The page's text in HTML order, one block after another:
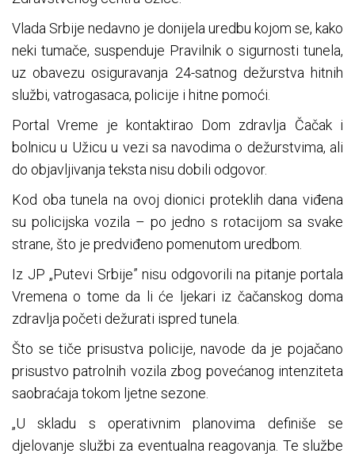
Vlada Srbije nedavno je donijela uredbu kojom se, kako
neki tumače, suspenduje Pravilnik o sigurnosti tunela,
uz obavezu osiguravanja 24-satnog dežurstva hitnih
službi, vatrogasaca, policije i hitne pomoći.
Portal Vreme je kontaktirao Dom zdravlja Čačak i
bolnicu u Užicu u vezi sa navodima o dežurstvima, ali
do objavljivanja teksta nisu dobili odgovor.
Kod oba tunela na ovoj dionici proteklih dana viđena
su policijska vozila – po jedno s rotacijom sa svake
strane, što je predviđeno pomenutom uredbom.
Iz JP „Putevi Srbije” nisu odgovorili na pitanje portala
Vremena o tome da li će ljekari iz čačanskog doma
zdravlja početi dežurati ispred tunela.
Što se tiče prisustva policije, navode da je pojačano
prisustvo patrolnih vozila zbog povećanog intenziteta
saobraćaja tokom ljetne sezone.
„U skladu s operativnim planovima definiše se
djelovanje službi za eventualna reagovanja. Te službe